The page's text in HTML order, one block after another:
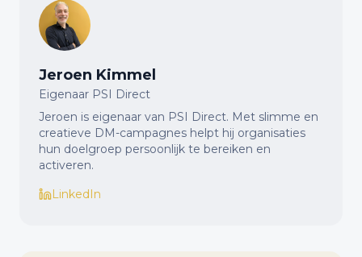
Jeroen Kimmel
Eigenaar PSI Direct
Jeroen is eigenaar van PSI Direct. Met slimme en
creatieve DM-campagnes helpt hij organisaties
hun doelgroep persoonlijk te bereiken en
activeren.
LinkedIn